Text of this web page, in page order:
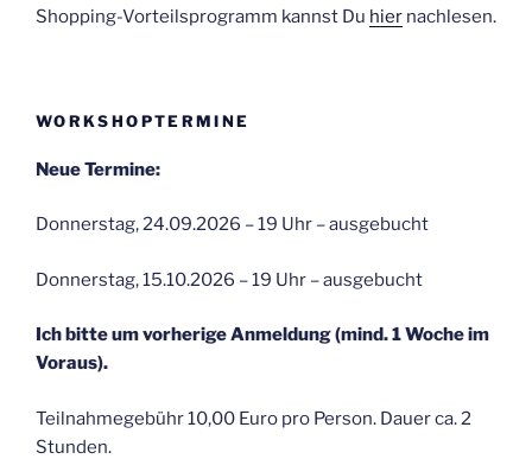
Shopping-Vorteilsprogramm kannst Du hier nachlesen.
WORKSHOPTERMINE
Neue Termine:
Donnerstag, 24.09.2026 – 19 Uhr – ausgebucht
Donnerstag, 15.10.2026 – 19 Uhr – ausgebucht
Ich bitte um vorherige Anmeldung (mind. 1 Woche im
Voraus).
Teilnahmegebühr 10,00 Euro pro Person. Dauer ca. 2
Stunden.